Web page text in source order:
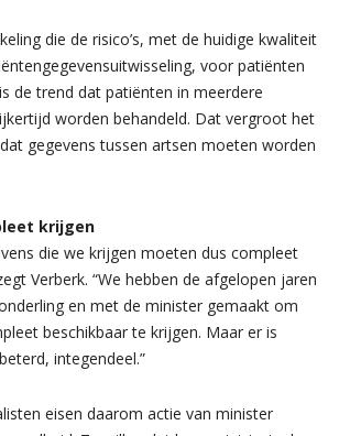
die de risico’s, met de huidige kwaliteit
voor patiënten
de trend dat patiënten in meerdere
worden behandeld. Dat vergroot het
gegevens tussen artsen moeten worden
krijgen
die we krijgen moeten dus compleet
Verberk. “We hebben de afgelopen jaren
en met de minister gemaakt om
beschikbaar te krijgen. Maar er is
integendeel.”
eisen daarom actie van minister